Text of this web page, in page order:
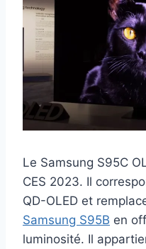
Le Samsung S95C
CES 2023. Il
QD-OLED et
Samsung S95B en
luminosité. Il